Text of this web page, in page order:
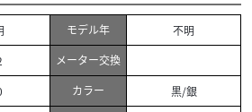
モデル年
不明
メーター交換
カラー
黒/銀